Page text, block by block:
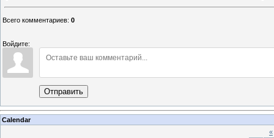
Всего комментариев: 0
Войдите:
Отправить
Calendar
«